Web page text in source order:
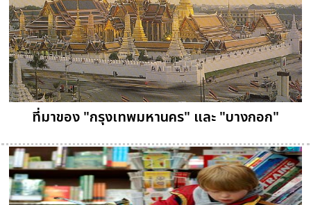
ที่มาของ "กรุงเทพมหานคร" และ "บางกอก"